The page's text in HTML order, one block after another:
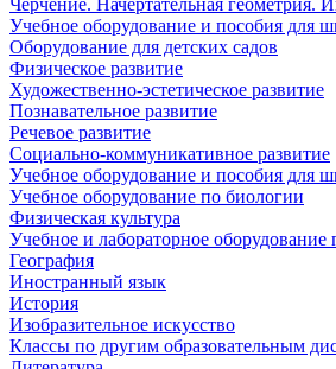
Черчение. Начертательная геометрия.
Учебное оборудование и пособия для
Оборудование для детских садов
Физическое развитие
Художественно-эстетическое развитие
Познавательное развитие
Речевое развитие
Социально-коммуникативное развитие
Учебное оборудование и пособия для
Учебное оборудование по биологии
Физическая культура
Учебное и лабораторное
География
Иностранный язык
История
Изобразительное искусство
Классы по другим образовательным